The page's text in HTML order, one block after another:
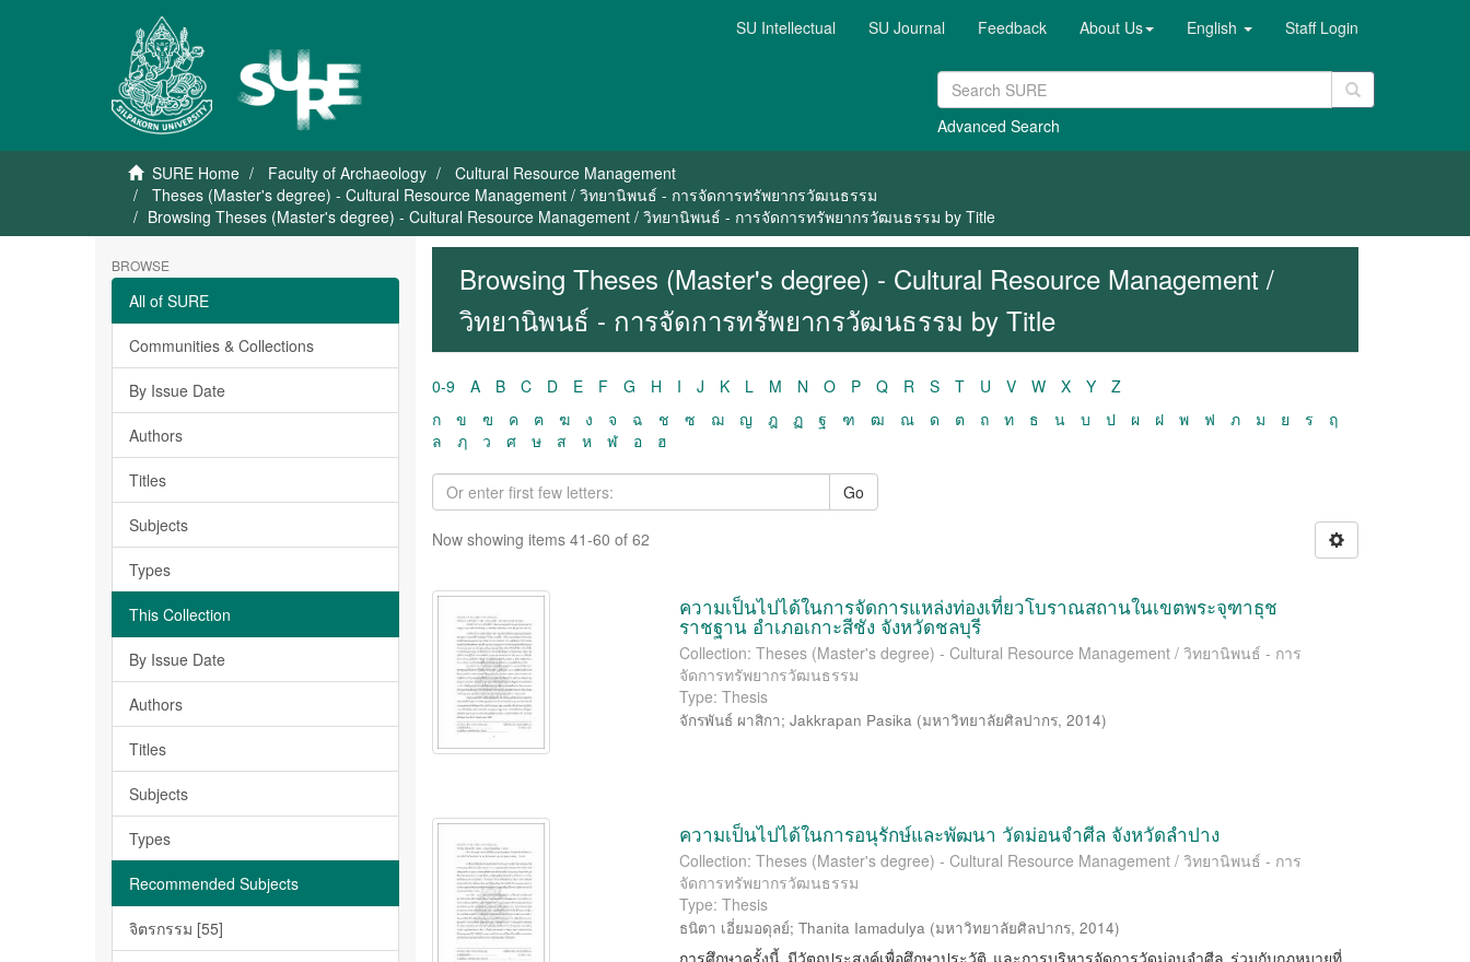
SU Intellectual SU Journal Feedback About Us English Staff Login
Advanced Search
SURE Home Faculty of Archaeology
Cultural Resource Management
Theses (Master's degree) - Cultural Resource Management / วิทยานิพนธ์ - การจัดการทรัพยากรวัฒนธรรม
Browsing Theses (Master's degree) - Cultural Resource Management / วิทยานิพนธ์ - การจัดการทรัพยากรวัฒนธรรม by Title
BROWSE
All of SURE
Communities & Collections
By Issue Date
Authors
Titles
Subjects
Types
This Collection
By Issue Date
Authors
Titles
Subjects
Types
Recommended Subjects
จิตรกรรม [55]
Browsing Theses (Master's degree) - Cultural Resource Management /
วิทยานิพนธ์ - การจัดการทรัพยากรวัฒนธรรม by Title
0-9 A B C D E F G H I J K L M N O P Q R S T U V W X Y
Z
ก
ข ฃ ค ฅ ฆ ง จ ฉ ช ซ ฌ ญ ฎ ฏ ฐ ฑ ฒ ณ ด ต ถ ท ธ น บ ป ผ ฝ พ ฟ ภ ม ย ร
ฤ
ล
ฦ ว ศ ษ ส ห ฬ อ ฮ
Go
Now showing items 41-60 of 62
ความเป็นไปได้ในการจัดการแหล่งท่องเที่ยวโบราณสถานในเขตพระจุฑาธุช
ราชฐาน อำเภอเกาะสีชัง จังหวัดชลบุรี
Collection: Theses (Master's degree) - Cultural Resource Management / วิทยานิพนธ์ - การ
จัดการทรัพยากรวัฒนธรรม
Type: Thesis
จักรพันธ์ ผาสิกา;Jakkrapan Pasika (มหาวิทยาลัยศิลปากร,2014)
ความเป็นไปได้ในการอนุรักษ์และพัฒนา วัดม่อนจำศีล จังหวัดลำปาง
Collection: Theses (Master's degree) - Cultural Resource Management / วิทยานิพนธ์ - การ
จัดการทรัพยากรวัฒนธรรม
Type: Thesis
ธนิตา เอี่ยมอดุลย์;Thanita Iamadulya (มหาวิทยาลัยศิลปากร,2014)
การศึกษาครั้งนี้ มีวัตถุประสงค์เพื่อศึกษาประวัติ และการบริหารจัดการวัดม่อนจําศีล ร่วมกับกฎหมายที่